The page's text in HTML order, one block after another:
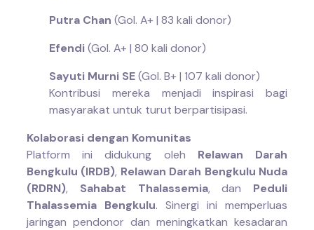
Putra Chan (Gol. A+ | 83 kali donor)
Efendi(Gol. A+ | 80 kali donor)
Sayuti Murni SE(Gol. B+ | 107 kali donor)
Kontribusi mereka menjadi inspirasi bagi
masyarakat untuk turut berpartisipasi.
Kolaborasi dengan Komunitas
Platform ini didukung oleh Relawan Darah
Bengkulu (IRDB), Relawan Darah Bengkulu Nuda
(RDRN), Sahabat Thalassemia, dan Peduli
Thalassemia Bengkulu. Sinergi ini memperluas
jaringan pendonor dan meningkatkan kesadaran